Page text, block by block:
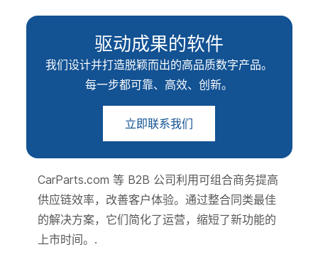
驱动成果的软件
我们设计并打造脱颖而出的高品质数字产品。
每一步都可靠、高效、创新。
立即联系我们
CarParts.com 等 B2B 公司利用可组合商务提高
供应链效率，改善客户体验。通过整合同类最佳
的解决方案，它们简化了运营，缩短了新功能的
上市时间。.